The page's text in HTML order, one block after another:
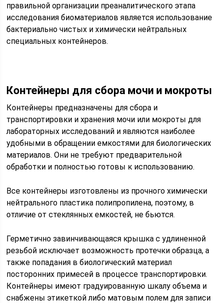
правильной организации преаналитического этапа
исследования биоматериалов является использование
бактериально чистых и химически нейтральных
специальных контейнеров.
Контейнеры для сбора мочи и мокроты
Контейнеры предназначены для сбора и
транспортировки и хранения мочи или мокроты для
лабораторных исследований и являются наиболее
удобными в обращении емкостями для биологических
материалов. Они не требуют предварительной
обработки и полностью готовы к использованию.
Все контейнеры изготовлены из прочного химически
нейтрального пластика полипропилена, поэтому, в
отличие от стеклянных емкостей, не бьются.
Герметично завинчивающаяся крышка с удлиненной
резьбой исключает возможность протечки образца, а
также попадания в биологический материал
посторонних примесей в процессе транспортировки.
Контейнеры имеют градуированную шкалу объема и
снабжены этикеткой либо матовым полем для записи